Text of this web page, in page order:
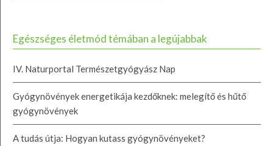
Egészséges életmód témában a legújabbak
IV. Naturportal Természetgyógyász Nap
Gyógynövények energetikája kezdőknek: melegítő és hűtő
gyógynövények
A tudás útja: Hogyan kutass gyógynövényeket?